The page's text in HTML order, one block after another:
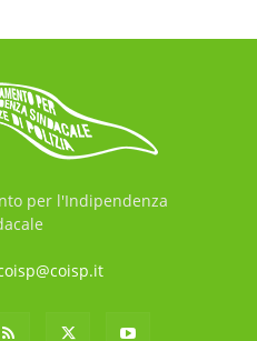
per l'Indipendenza